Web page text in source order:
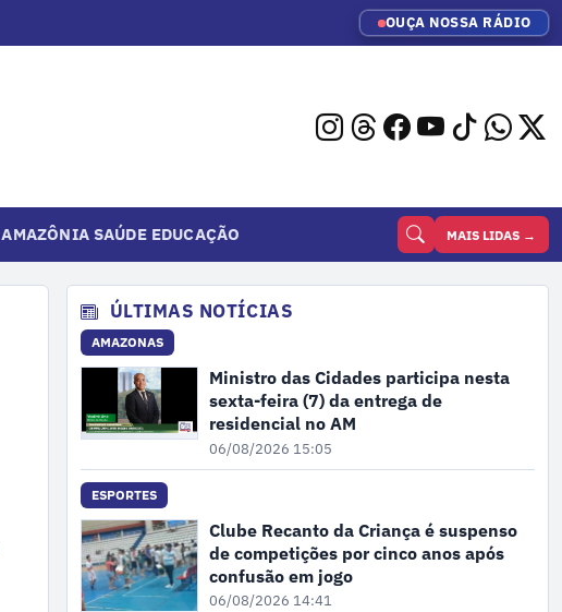
OUÇA NOSSA RÁDIO
AMAZÔNIA SAÚDE EDUCAÇÃO MAIS LIDAS →
ÚLTIMAS NOTÍCIAS
AMAZONAS
Ministro das Cidades participa nesta
sexta-feira (7) da entrega de
residencial no AM
06/08/2026 15:05
ESPORTES
Clube Recanto da Criança é suspenso
de competições por cinco anos após
confusão em jogo
06/08/2026 14:41